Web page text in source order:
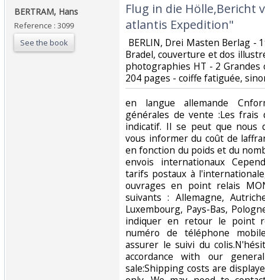
‎BERTRAM, Hans‎
Reference : 3099
See the book
‎Flug in die Hölle,Bericht
atlantis Expedition"‎
BERLIN, Drei Masten Berlag -
Bradel, couverture et dos
photographies HT - 2
204 pages - coiffe fatiguée,
‎en langue allemande
générales de vente :Les
indicatif. Il se peut que nous
vous informer du coût de
en fonction du poids et du
envois internationaux
tarifs postaux à
ouvrages en point relais
suivants : Allemagne,
Luxembourg, Pays-Bas,
indiquer en retour le point
numéro de téléphone
assurer le suivi du
accordance with our
sale:Shipping costs are